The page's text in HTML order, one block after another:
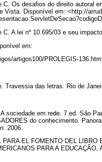
C. Os desafios do direito autoral
Vista. Disponível em: <http://
C. A lei nº 10.695/03 e seu
em:
artigos100/PROLEGIS-
Travessia das letras. Rio de
sociedade em rede. 7.ed. São
do conhecimento.
2006.
PARA EL FOMENTO DEL
PARA A